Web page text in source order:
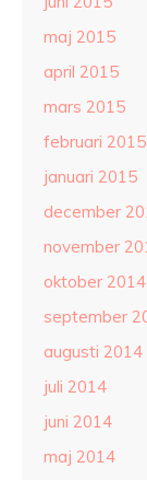
maj 2015
april 2015
mars 2015
februari 2015
januari 2015
december
november
oktober 2014
september
augusti 2014
juli 2014
juni 2014
maj 2014